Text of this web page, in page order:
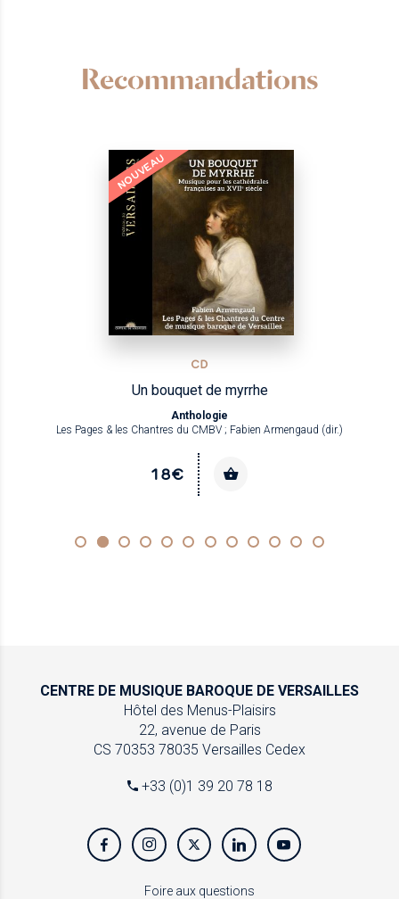
Recommandations
NOUVEAU
CD
Un bouquet de myrrhe
Anthologie
Les Pages & les Chantres du CMBV ; Fabien Armengaud (dir.)
18€
CENTRE DE MUSIQUE BAROQUE DE VERSAILLES
Hôtel des Menus-Plaisirs
22, avenue de Paris
CS 70353 78035 Versailles Cedex
+33 (0)1 39 20 78 18
Foire aux questions